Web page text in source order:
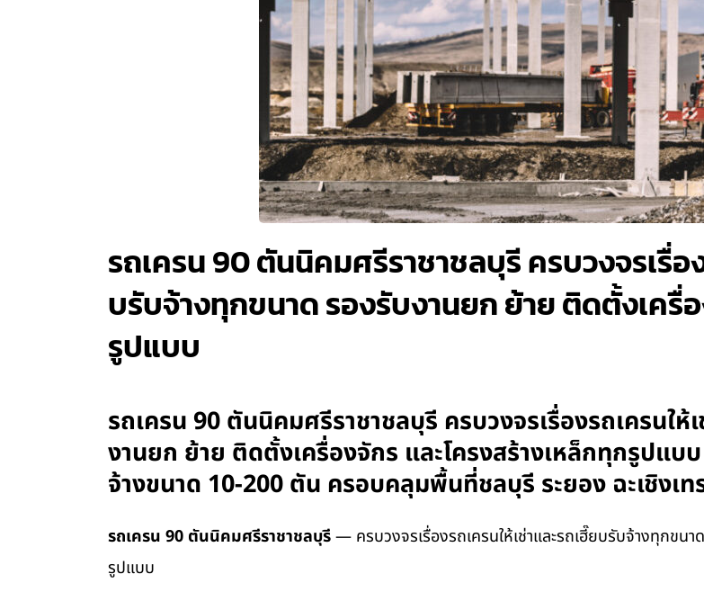
รถเครน 90 ตันนิคมศรีราชาชลบุรี ครบวงจรเรื่อ
บรับจ้างทุกขนาด รองรับงานยก ย้าย ติดตั้งเครื่
รูปแบบ
รถเครน 90 ตันนิคมศรีราชาชลบุรี ครบวงจรเรื่องรถเครนใ
งานยก ย้าย ติดตั้งเครื่องจักร และโครงสร้างเหล็กทุกรูปแบ
จ้างขนาด 10-200 ตัน ครอบคลุมพื้นที่ชลบุรี ระยอง ฉะเชิงเ
รถเครน 90 ตันนิคมศรีราชาชลบุรี— ครบวงจรเรื่องรถเครนให้เช่าและรถเฮี๊ยบรับจ้างทุกขน
รูปแบบ